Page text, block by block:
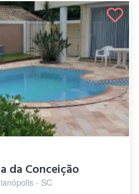
da Conceição
- SC